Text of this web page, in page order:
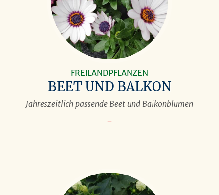
BEET UND BALKON
FREILANDPFLANZEN
Jahreszeitlich passende Beet und Balkonblumen
–